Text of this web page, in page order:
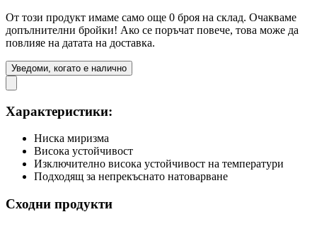
От този продукт имаме само още 0 броя на склад. Очакваме
допълнителни бройки! Ако се поръчат повече, това може да
повлияе на датата на доставка.
Уведоми, когато е налично
Характеристики:
Ниска миризма
Висока устойчивост
Изключително висока устойчивост на температури
Подходящ за непрекъснато натоварване
Сходни продукти